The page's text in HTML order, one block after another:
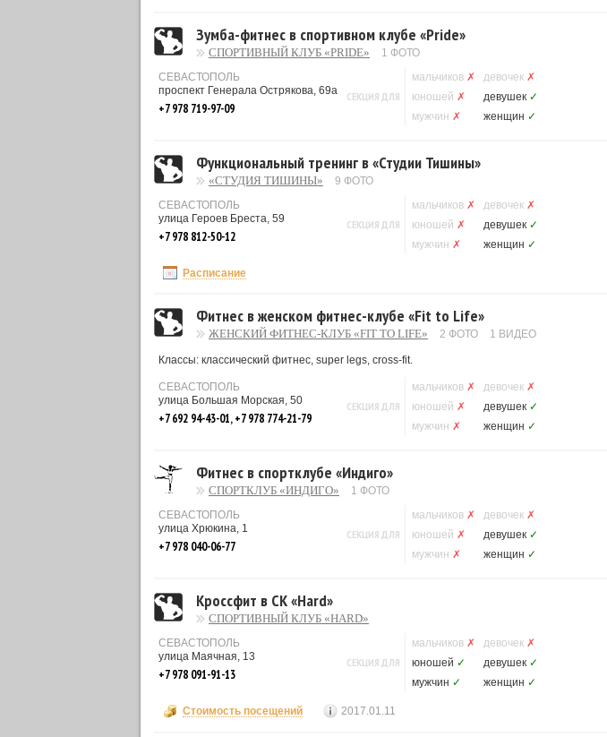
Зумба-фитнес в спортивном клубе «Pride»
СПОРТИВНЫЙ КЛУБ «PRIDE»
1 ФОТО
СЕВАСТОПОЛЬ
проспект Генерала Острякова, 69а
+7 978 719-97-09
СЕКЦИЯ ДЛЯ
мальчиков ✗ девочек ✗
юношей ✗ девушек ✓
мужчин ✗ женщин ✓
Функциональный тренинг в «Студии Тишины»
«СТУДИЯ ТИШИНЫ»
9 ФОТО
СЕВАСТОПОЛЬ
улица Героев Бреста, 59
+7 978 812-50-12
СЕКЦИЯ ДЛЯ
мальчиков ✗ девочек ✗
юношей ✗ девушек ✓
мужчин ✗ женщин ✓
Расписание
Фитнес в женском фитнес-клубе «Fit to Life»
ЖЕНСКИЙ ФИТНЕС-КЛУБ «FIT TO LIFE» 2 ФОТО 1 ВИДЕО
Классы: классический фитнес, super legs, cross-fit.
СЕВАСТОПОЛЬ
улица Большая Морская, 50
+7 692 94-43-01, +7 978 774-21-79
СЕКЦИЯ ДЛЯ
мальчиков ✗ девочек ✗
юношей ✗ девушек ✓
мужчин ✗ женщин ✓
Фитнес в спортклубе «Индиго»
СПОРТКЛУБ «ИНДИГО»
1 ФОТО
СЕВАСТОПОЛЬ
улица Хрюкина, 1
+7 978 040-06-77
СЕКЦИЯ ДЛЯ
мальчиков ✗ девочек ✗
юношей ✗ девушек ✓
мужчин ✗ женщин ✓
Кроссфит в СК «Hard»
СПОРТИВНЫЙ КЛУБ «HARD»
СЕВАСТОПОЛЬ
улица Маячная, 13
+7 978 091-91-13
СЕКЦИЯ ДЛЯ
мальчиков ✗ девочек ✗
юношей ✓ девушек ✓
мужчин ✓ женщин ✓
Стоимость посещений 2017.01.11